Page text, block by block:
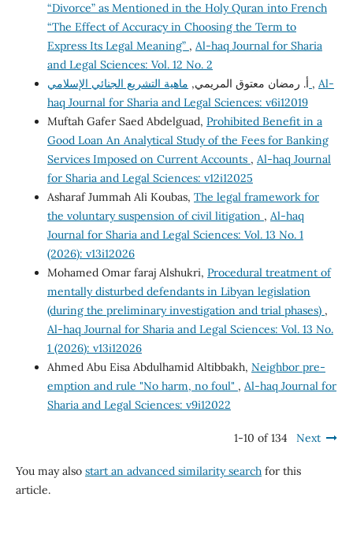
“Divorce” as Mentioned in the Holy Quran into French
“The Effect of Accuracy in Choosing the Term to
Express Its Legal Meaning” , Al-haq Journal for Sharia
and Legal Sciences: Vol. 12 No. 2
أ. رمضان معتوق المريمي, , Al-
haq Journal for Sharia and Legal Sciences: v6i12019
Muftah Gafer Saed Abdelguad, Prohibited Benefit in a
Good Loan An Analytical Study of the Fees for Banking
Services Imposed on Current Accounts , Al-haq Journal
for Sharia and Legal Sciences: v12i12025
Asharaf Jummah Ali Koubas, The legal framework for
the voluntary suspension of civil litigation , Al-haq
Journal for Sharia and Legal Sciences: Vol. 13 No. 1
(2026): v13i12026
Mohamed Omar faraj Alshukri, Procedural treatment of
mentally disturbed defendants in Libyan legislation
(during the preliminary investigation and trial phases) ,
Al-haq Journal for Sharia and Legal Sciences: Vol. 13 No.
1 (2026): v13i12026
Ahmed Abu Eisa Abdulhamid Altibbakh, Neighbor pre-
emption and rule "No harm, no foul" , Al-haq Journal for
Sharia and Legal Sciences: v9i12022
1-10 of 134 Next
You may also start an advanced similarity searchfor this
article.